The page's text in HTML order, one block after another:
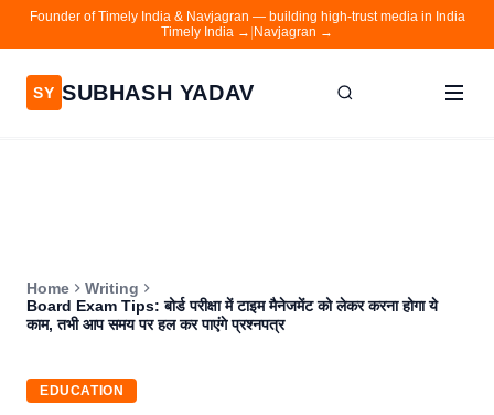
Founder of Timely India & Navjagran — building high-trust media in India
Timely India → Navjagran →
SY SUBHASH YADAV
Contact
Navjagran
Home
Writing
Board Exam Tips: बोर्ड परीक्षा में टाइम मैनेजमेंट को लेकर करना होगा ये
काम, तभी आप समय पर हल कर पाएंगे प्रश्नपत्र
EDUCATION